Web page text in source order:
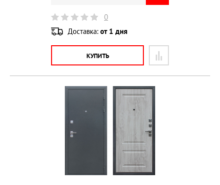
0
Доставка: от 1 дня
КУПИТЬ